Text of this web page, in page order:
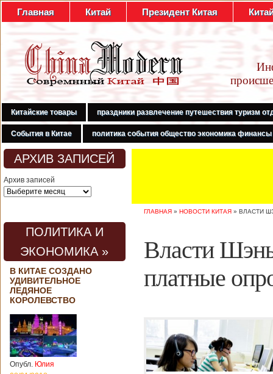
Главная Китай Президент Китая
Китайские товары праздники развлечение путешествия туризм
События в Китае политика события общество экономика финансы
АРХИВ ЗАПИСЕЙ
Архив записей
ПОЛИТИКА И
ЭКОНОМИКА »
В КИТАЕ СОЗДАНО
УДИВИТЕЛЬНОЕ
ЛЕДЯНОЕ
КОРОЛЕВСТВО
Опубл. Юлия
ГЛАВНАЯ » НОВОСТИ КИТАЯ » ВЛАСТИ
Власти
платные